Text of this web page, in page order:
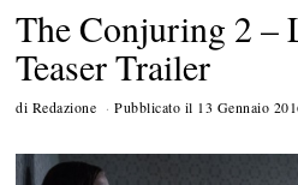
The Conjuring 2 –
Teaser Trailer
di Redazione Pubblicato il 13 Gennaio